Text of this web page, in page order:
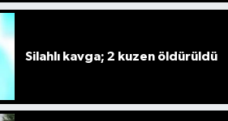
Silahlı kavga; 2 kuzen öldürüldü